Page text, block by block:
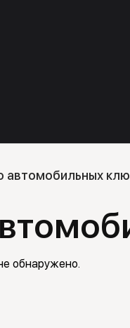
автомобильных
обнаружено.